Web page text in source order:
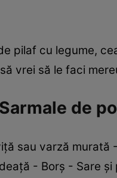
pilaf cu legume,
vrei să le faci
de
sau varză murată
- Borş - Sare şi